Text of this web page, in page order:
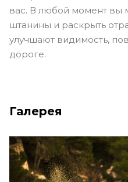
вас. В любой момент вы
штанины и раскрыть
улучшают видимость,
дороге.
Галерея